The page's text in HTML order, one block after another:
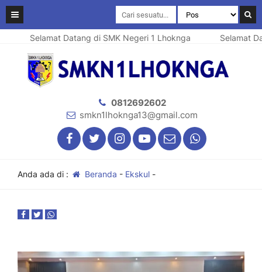
Selamat Datang di SMK Negeri 1 Lhoknga Selamat
0812692602
smkn1lhoknga13@gmail.com
Anda ada di : Beranda - Ekskul-